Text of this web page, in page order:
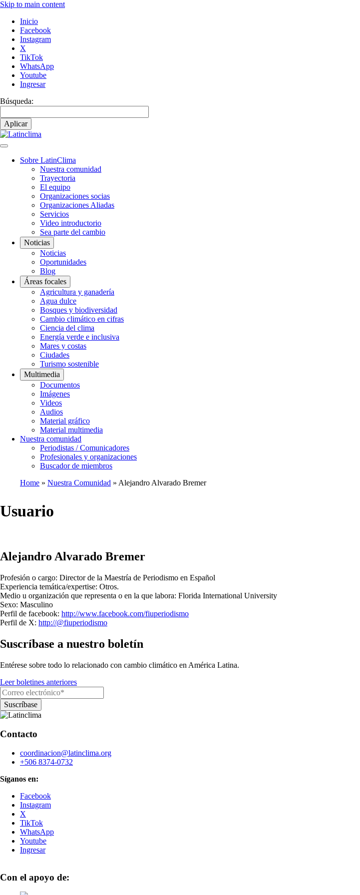
Skip to main content
Inicio
Facebook
Instagram
X
TikTok
WhatsApp
Youtube
Ingresar
Búsqueda:
Sobre LatinClima
Nuestra comunidad
Trayectoria
El equipo
Organizaciones socias
Organizaciones Aliadas
Servicios
Video introductorio
Sea parte del cambio
Noticias
Noticias
Oportunidades
Blog
Áreas focales
Agricultura y ganadería
Agua dulce
Bosques y biodiversidad
Cambio climático en cifras
Ciencia del clima
Energía verde e inclusiva
Mares y costas
Ciudades
Turismo sostenible
Multimedia
Documentos
Imágenes
Videos
Audios
Material gráfico
Material multimedia
Nuestra comunidad
Periodistas / Comunicadores
Profesionales y organizaciones
Buscador de miembros
Home Nuestra Comunidad Alejandro Alvarado Bremer
Usuario
Alejandro Alvarado Bremer
Profesión o cargo: Director de la Maestría de Periodismo en Español
Experiencia temática/expertise: Otros.
Medio u organización que representa o en la que labora: Florida International University
Sexo: Masculino
Perfil de facebook: http://www.facebook.com/fiuperiodismo
Perfil de X: http://@fiuperiodismo
Suscríbase a nuestro boletín
Entérese sobre todo lo relacionado con cambio climático en América Latina.
Leer boletines anteriores
Contacto
coordinacion@latinclima.org
+506 8374-0732
Síganos en:
Facebook
Instagram
X
TikTok
WhatsApp
Youtube
Ingresar
Con el apoyo de: